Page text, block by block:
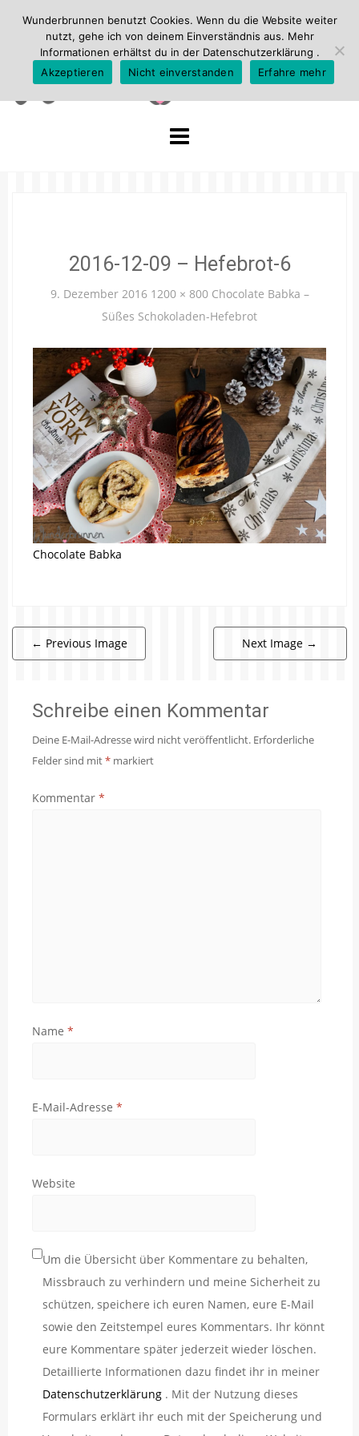
2016-12-09 – Hefebrot-6
9. Dezember 2016 1200 × 800 Chocolate Babka –
Süßes Schokoladen-Hefebrot
Chocolate Babka
← Previous Image Next Image →
Schreibe einen Kommentar
Deine E-Mail-Adresse wird nicht veröffentlicht. Erforderliche
Felder sind mit* markiert
Kommentar *
Name *
E-Mail-Adresse *
Website
Um die Übersicht über Kommentare zu behalten,
Missbrauch zu verhindern und meine Sicherheit zu
schützen, speichere ich euren Namen, eure E-Mail
sowie den Zeitstempel eures Kommentars. Ihr könnt
eure Kommentare später jederzeit wieder löschen.
Detaillierte Informationen dazu findet ihr in meiner
Datenschutzerklärung . Mit der Nutzung dieses
Formulars erklärt ihr euch mit der Speicherung und
Wunderbrunnen benutzt Cookies. Wenn du die Website weiter
nutzt, gehe ich von deinem Einverständnis aus. Mehr
Informationen erhältst du in der Datenschutzerklärung .
Akzeptieren
Nicht einverstanden Erfahre mehr